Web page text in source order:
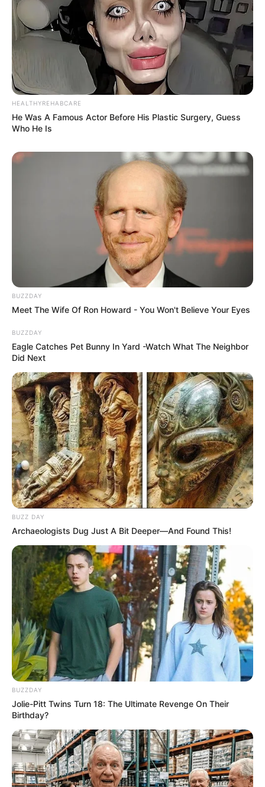
HEALTHYREHABCARE
He Was A Famous Actor Before His Plastic Surgery, Guess
Who He Is
BUZZDAY
Meet The Wife Of Ron Howard - You Won't Believe Your Eyes
BUZZDAY
Eagle Catches Pet Bunny In Yard -Watch What The Neighbor
Did Next
BUZZ DAY
Archaeologists Dug Just A Bit Deeper—And Found This!
BUZZDAY
Jolie-Pitt Twins Turn 18: The Ultimate Revenge On Their
Birthday?